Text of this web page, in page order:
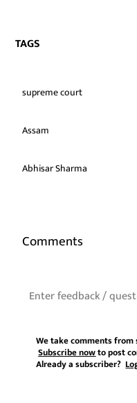
TAGS
supreme court
Assam
Abhisar Sharma
Comments
We take comments from
Subscribe nowto post
Already a subscriber?